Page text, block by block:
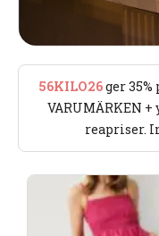
56KILO26ger 35%
VARUMÄRKEN
reapriser.